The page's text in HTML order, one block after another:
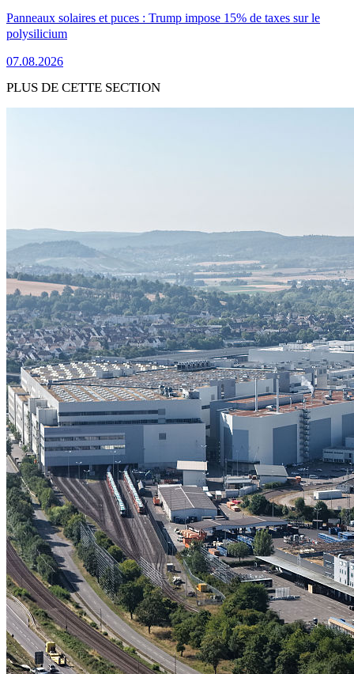
Panneaux solaires et puces : Trump impose 15% de taxes sur le
polysilicium
07.08.2026
PLUS DE CETTE SECTION